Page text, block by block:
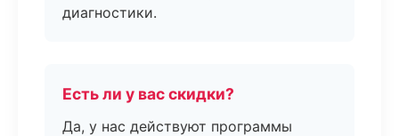
диагностики.
Есть ли у вас скидки?
Да, у нас действуют программы